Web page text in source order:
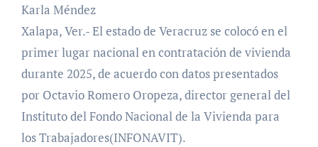
Karla Méndez
Xalapa, Ver.- El estado de Veracruz se colocó en el
primer lugar nacional en contratación de vivienda
durante 2025, de acuerdo con datos presentados
por Octavio Romero Oropeza, director general del
Instituto del Fondo Nacional de la Vivienda para
los Trabajadores(INFONAVIT).